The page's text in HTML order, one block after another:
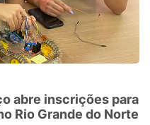
abre inscrições para
Rio Grande do Norte